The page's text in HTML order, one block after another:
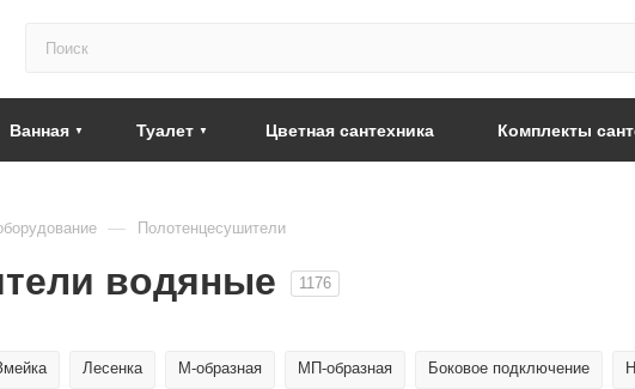
Ванная Туалет Цветная сантехника Комплекты
— Полотенцесушители
водяные 1176
Лесенка М-образная МП-образная Боковое подключение